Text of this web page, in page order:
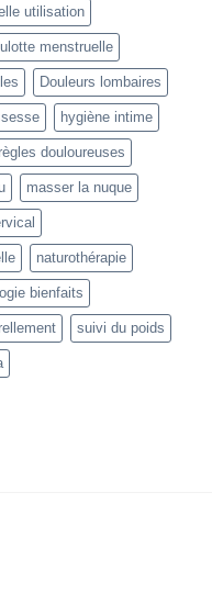
utilisation
menstruelle
Douleurs lombaires
hygiène intime
douloureuses
masser la nuque
naturothérapie
bienfaits
suivi du poids